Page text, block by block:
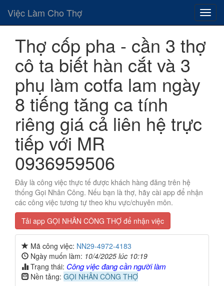
Việc Làm Cho Thợ
Thợ cốp pha - cần 3 thợ
cô ta biết hàn cắt và 3
phụ làm cotfa lam ngày
8 tiếng tăng ca tính
riêng giá cả liên hệ trực
tiếp với MR
0936959506
Đây là công việc thực tế được khách hàng đăng trên hệ
thống Gọi Nhân Công. Nếu bạn là thợ, hãy cài app để nhận
các công việc tương tự theo khu vực/chuyên môn.
Tải app GỌI NHÂN CÔNG THỢ để nhận việc
Mã công việc: NN29-4972-4183
Ngày muốn làm: 10/4/2025 lúc 10:19
Trạng thái: Công việc đang cần người làm
Nền tảng: GỌI NHÂN CÔNG THỢ